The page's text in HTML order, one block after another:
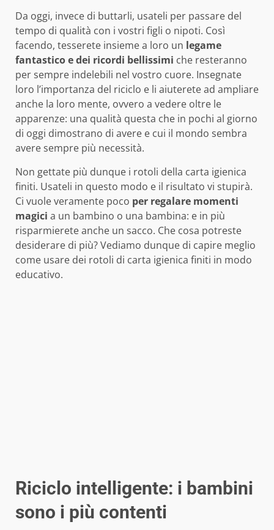
Da oggi, invece di buttarli, usateli per passare del
tempo di qualità con i vostri figli o nipoti. Così
facendo, tesserete insieme a loro un legame
fantastico e dei ricordi bellissimi che resteranno
per sempre indelebili nel vostro cuore. Insegnate
loro l’importanza del riciclo e li aiuterete ad ampliare
anche la loro mente, ovvero a vedere oltre le
apparenze: una qualità questa che in pochi al giorno
di oggi dimostrano di avere e cui il mondo sembra
avere sempre più necessità.
Non gettate più dunque i rotoli della carta igienica
finiti. Usateli in questo modo e il risultato vi stupirà.
Ci vuole veramente poco per regalare momenti
magici a un bambino o una bambina: e in più
risparmierete anche un sacco. Che cosa potreste
desiderare di più? Vediamo dunque di capire meglio
come usare dei rotoli di carta igienica finiti in modo
educativo.
Riciclo intelligente: i bambini
sono i più contenti